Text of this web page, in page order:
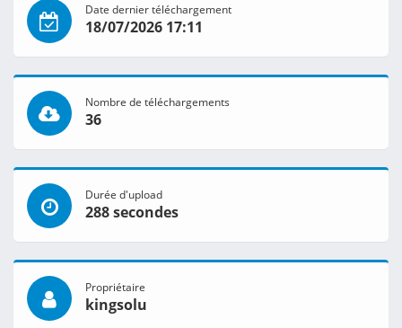
Date dernier téléchargement
18/07/2026 17:11
Nombre de téléchargements
36
Durée d'upload
288 secondes
Propriétaire
kingsolu